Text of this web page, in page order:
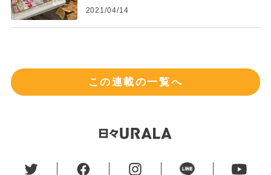
2021/04/14
この連載の一覧へ